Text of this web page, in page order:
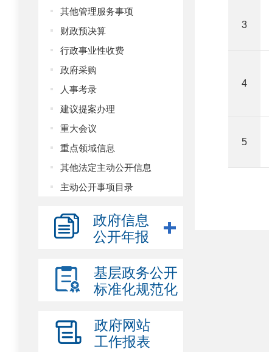
其他管理服务事项
财政预决算
行政事业性收费
政府采购
人事考录
建议提案办理
重大会议
重点领域信息
其他法定主动公开信息
主动公开事项目录
政府信息
公开年报
基层政务公开
标准化规范化
政府网站
工作报表
3
4
5